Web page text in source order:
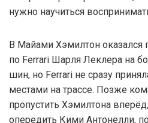
нужно научиться
В Майами Хэмилтон оказался
по Ferrari Шарля Леклера на
шин, но Ferrari не сразу
местами на трассе. Позже
пропустить Хэмилтона
опередить Кими Антонелли,